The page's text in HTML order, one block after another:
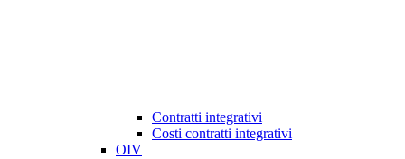
Contratti integrativi
Costi contratti integrativi
OIV